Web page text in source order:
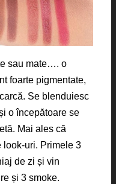
sau mate…. o
foarte pigmentate,
Se blenduiesc
o începătoare se
Mai ales că
look-uri. Primele 3
de zi și vin
și 3 smoke.